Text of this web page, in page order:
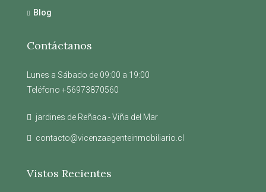
Blog
Contáctanos
Lunes a Sábado de 09:00 a 19:00
Teléfono +56973870560
jardines de Reñaca - Viña del Mar
contacto@vicenzaagenteinmobiliario.cl
Vistos Recientes